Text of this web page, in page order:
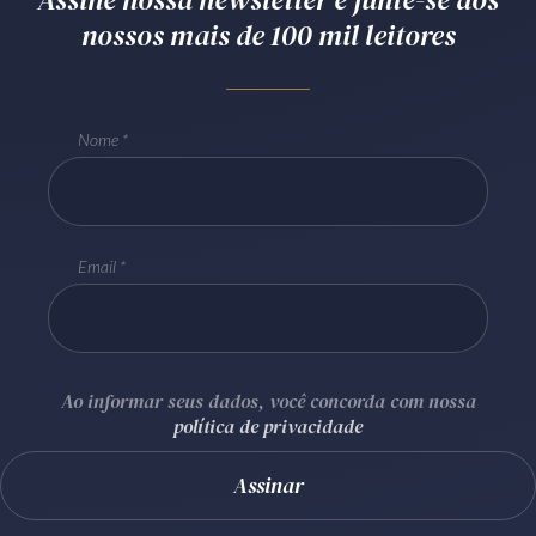
Receba por RSS
Batel Curitiba/PR CEP80240-000
nossos mais de 100 mil leitores
Nome
Email
Ao informar seus dados, você concorda com nossa
política de privacidade